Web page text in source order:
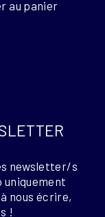
au panier
newsletter/s
uniquement
nous écrire,
!